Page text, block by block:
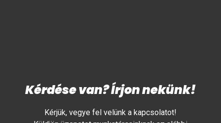
Kérdése van? Írjon nekünk!
Kérjük, vegye fel velünk a kapcsolatot!